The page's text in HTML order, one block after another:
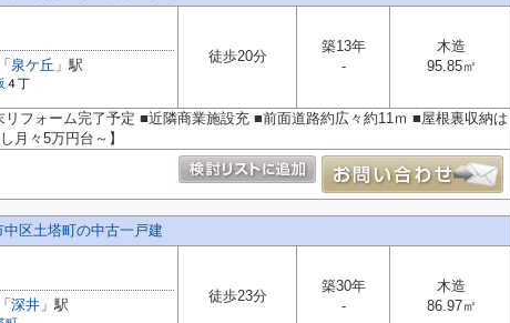
「 泉ケ丘 」駅
４丁
徒歩20分
築13年
-
木造
95.85㎡
リフォーム完了予定 ■近隣商業施設充 ■前面道路約広々約11ｍ ■屋根裏収納は
月々5万円台～】
中区土塔町の中古一戸建
「 深井 」駅
徒歩23分
築30年
-
木造
86.97㎡